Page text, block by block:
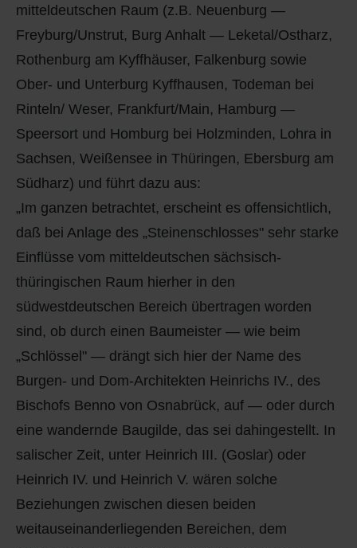
mitteldeutschen Raum (z.B. Neuenburg —
Freyburg/Unstrut, Burg Anhalt — Leketal/Ostharz,
Rothenburg am Kyffhäuser, Falkenburg sowie
Ober- und Unterburg Kyffhausen, Todeman bei
Rinteln/ Weser, Frankfurt/Main, Hamburg —
Speersort und Homburg bei Holzminden, Lohra in
Sachsen, Weißensee in Thüringen, Ebersburg am
Südharz) und führt dazu aus:
„Im ganzen betrachtet, erscheint es offensichtlich,
daß bei Anlage des „Steinenschlosses" sehr starke
Einflüsse vom mitteldeutschen sächsisch-
thüringischen Raum hierher in den
südwestdeutschen Bereich übertragen worden
sind, ob durch einen Baumeister — wie beim
„Schlössel" — drängt sich hier der Name des
Burgen- und Dom-Architekten Heinrichs IV., des
Bischofs Benno von Osnabrück, auf — oder durch
eine wandernde Baugilde, das sei dahingestellt. In
salischer Zeit, unter Heinrich III. (Goslar) oder
Heinrich IV. und Heinrich V. wären solche
Beziehungen zwischen diesen beiden
weitauseinanderliegenden Bereichen, dem